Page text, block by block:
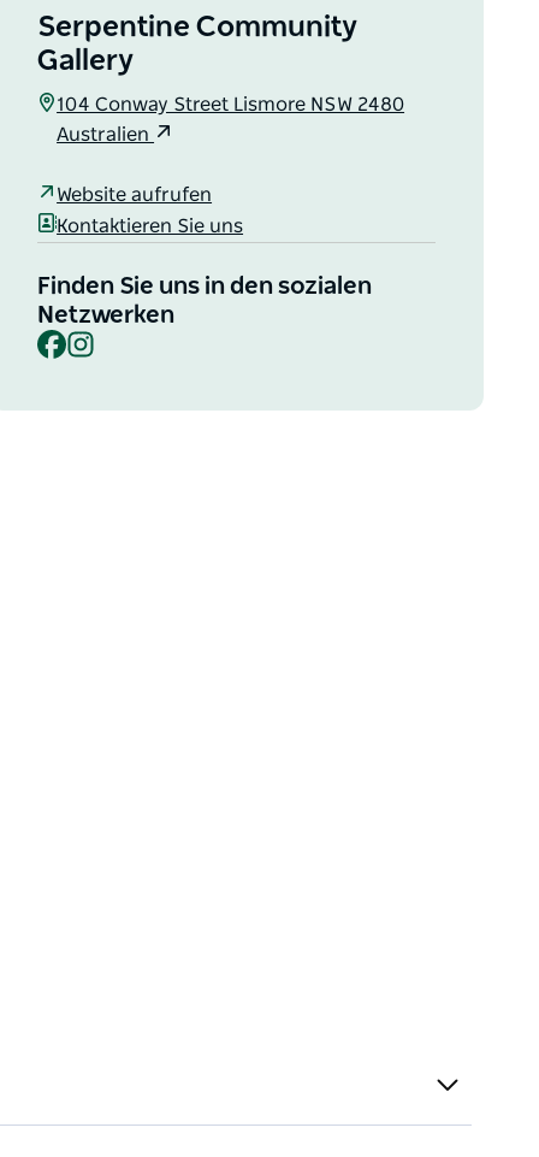
Serpentine Community
Gallery
104 Conway Street Lismore NSW 2480
Australien
Website aufrufen
Kontaktieren Sie uns
Finden Sie uns in den sozialen
Netzwerken
Facebook